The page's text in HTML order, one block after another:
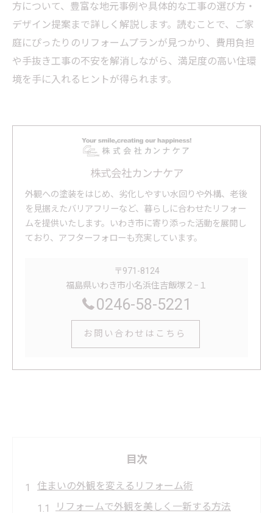
方について、豊富な地元事例や具体的な工事の選び方・
デザイン提案まで詳しく解説します。読むことで、ご家
庭にぴったりのリフォームプランが見つかり、費用負担
や手抜き工事の不安を解消しながら、満足度の高い住環
境を手に入れるヒントが得られます。
株式会社カンナケア
外観への塗装をはじめ、劣化しやすい水回りや外構、老後
を見据えたバリアフリーなど、暮らしに合わせたリフォー
ムを提供いたします。いわき市に寄り添った活動を展開し
ており、アフターフォローも充実しています。
〒971-8124
福島県いわき市小名浜住吉飯塚２−１
0246-58-5221
お問い合わせはこちら
目次
住まいの外観を変えるリフォーム術
リフォームで外観を美しく一新する方法